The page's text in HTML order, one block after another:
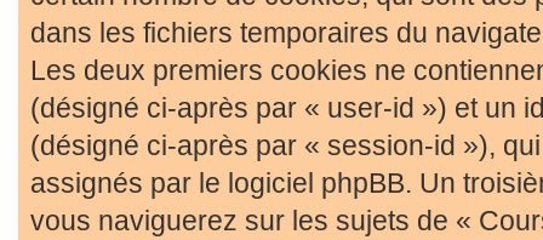
dans les fichiers temporaires du
Les deux premiers cookies ne
(désigné ci-après par « user-id ») et un
(désigné ci-après par « session-id »),
assignés par le logiciel phpBB. Un
vous naviguerez sur les sujets de «